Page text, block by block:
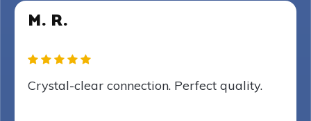
M. R.
Crystal-clear connection. Perfect quality.